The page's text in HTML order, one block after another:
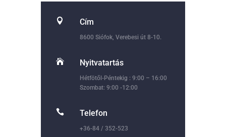
 Cím
8600 Siófok, Verebesi út 8-10.
 Nyitvatartás
Hétfötől-Péntekig : 9:00 – 16:00
Szombat: 9:00 -12:00
 Telefon
+36-84 / 352-523